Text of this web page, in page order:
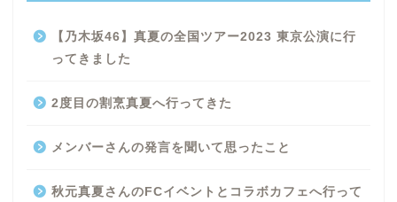
【乃木坂46】真夏の全国ツアー2023 東京公演に行
ってきました
2度目の割烹真夏へ行ってきた
メンバーさんの発言を聞いて思ったこと
秋元真夏さんのFCイベントとコラボカフェへ行って